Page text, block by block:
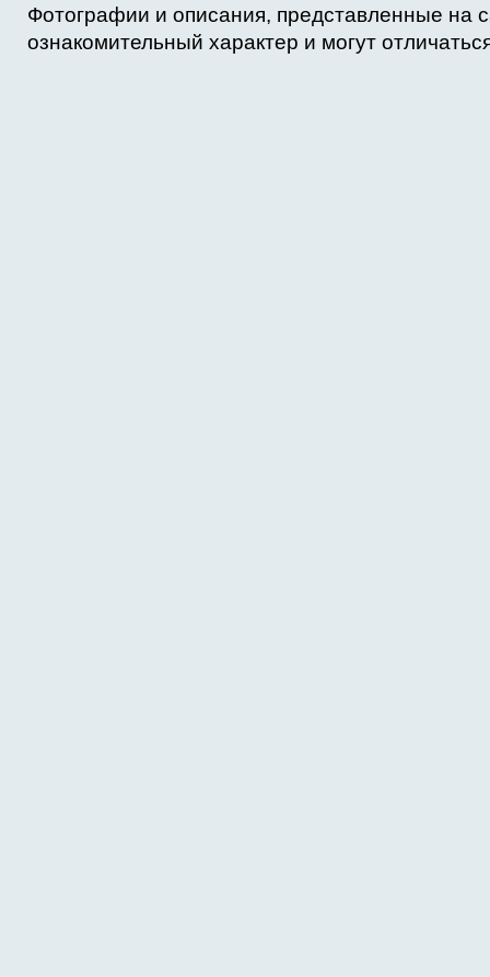
Фотографии и описания, представленные на
ознакомительный характер и могут